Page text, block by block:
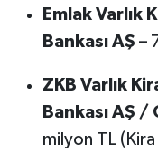
Emlak Varlık
Bankası AŞ –
ZKB Varlık
Bankası AŞ
milyon TL